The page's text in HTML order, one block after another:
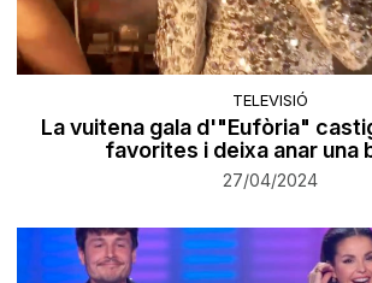
TELEVISIÓ
La vuitena gala d'"Eufòria"
favorites i deixa anar una
27/04/2024